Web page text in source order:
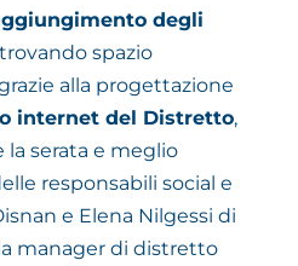
degli
spazio
alla progettazione
internet del Distretto,
serata e meglio
responsabili social e
e Elena Nilgessi di
manager di distretto